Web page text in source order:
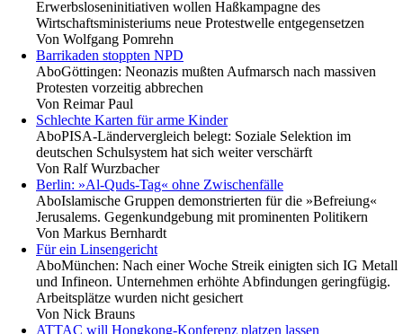
Erwerbsloseninitiativen wollen Haßkampagne des
Wirtschaftsministeriums neue Protestwelle entgegensetzen
Von Wolfgang Pomrehn
Barrikaden stoppten NPD
AboGöttingen: Neonazis mußten Aufmarsch nach massiven
Protesten vorzeitig abbrechen
Von Reimar Paul
Schlechte Karten für arme Kinder
AboPISA-Ländervergleich belegt: Soziale Selektion im
deutschen Schulsystem hat sich weiter verschärft
Von Ralf Wurzbacher
Berlin: »Al-Quds-Tag« ohne Zwischenfälle
AboIslamische Gruppen demonstrierten für die »Befreiung«
Jerusalems. Gegenkundgebung mit prominenten Politikern
Von Markus Bernhardt
Für ein Linsengericht
AboMünchen: Nach einer Woche Streik einigten sich IG Metall
und Infineon. Unternehmen erhöhte Abfindungen geringfügig.
Arbeitsplätze wurden nicht gesichert
Von Nick Brauns
ATTAC will Hongkong-Konferenz platzen lassen